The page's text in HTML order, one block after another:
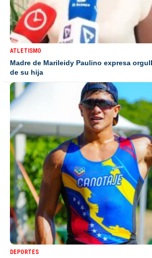
ATLETISMO
Madre de Marileidy Paulino expresa
de su hija
DEPORTES